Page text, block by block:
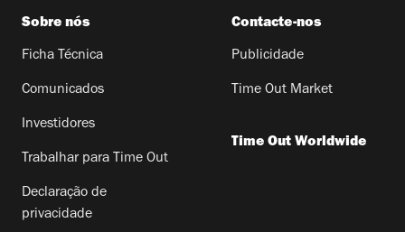
Sobre nós
Ficha Técnica
Comunicados
Investidores
Trabalhar para Time Out
Declaração de
privacidade
Contacte-nos
Publicidade
Time Out Market
Time Out Worldwide